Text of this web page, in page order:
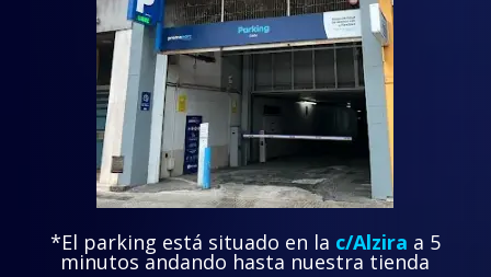
*El parking está situado en la c/Alzira a 5
minutos andando hasta nuestra tienda